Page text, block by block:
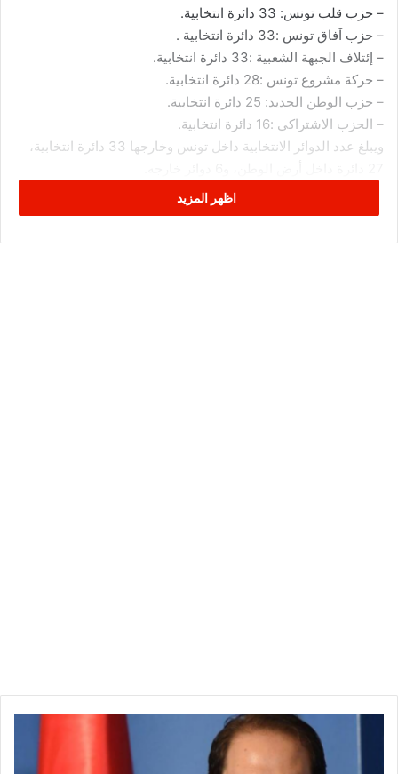
– حزب قلب تونس: 33 دائرة انتخابية.
– حزب آفاق تونس :33 دائرة انتخابية .
– إئتلاف الجبهة الشعبية :33 دائرة انتخابية.
– حركة مشروع تونس :28 دائرة انتخابية.
– حزب الوطن الجديد: 25 دائرة انتخابية.
– الحزب الاشتراكي :16 دائرة انتخابية.
ويبلغ عدد الدوائر الانتخابية داخل تونس وخارجها 33 دائرة انتخابية،
اظهر المزيد